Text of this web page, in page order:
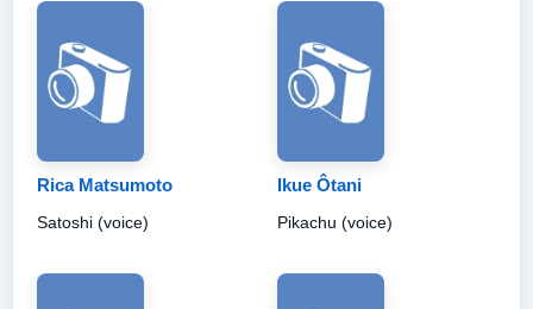
Rica Matsumoto
Satoshi (voice)
Ikue Ôtani
Pikachu (voice)